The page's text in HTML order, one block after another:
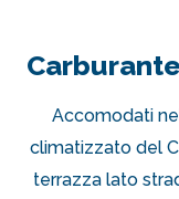
Accomodati
climatizzato del
terrazza lato